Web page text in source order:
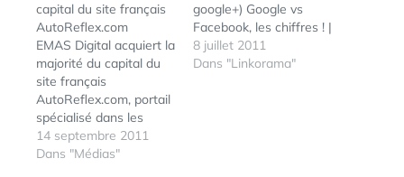
capital du site français
AutoReflex.com
EMAS Digital acquiert la
majorité du capital du
site français
AutoReflex.com, portail
spécialisé dans les
petites annonces
automobilesNouvelleme
14 septembre 2011
Dans "Médias"
google+) Google vs
Facebook, les chiffres ! |
FrenchWeb.fr (tags:
google facebook) Les
8 juillet 2011
Dans "Linkorama"